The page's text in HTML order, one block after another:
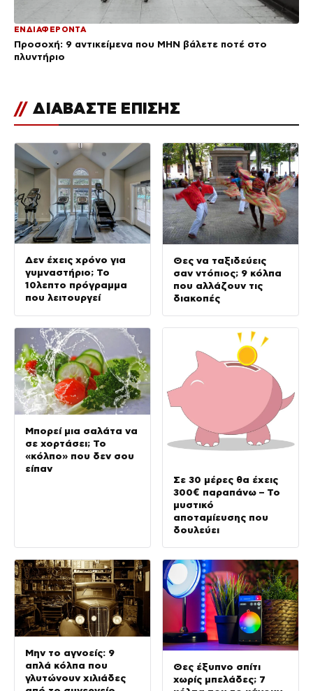
ΕΝΔΙΑΦΕΡΟΝΤΑ
Προσοχή: 9 αντικείμενα που ΜΗΝ βάλετε ποτέ στο
πλυντήριο
// ΔΙΑΒΑΣΤΕ ΕΠΙΣΗΣ
Δεν έχεις χρόνο για
γυμναστήριο; Το
10λεπτο πρόγραμμα
που λειτουργεί
Θες να ταξιδεύεις
σαν ντόπιος; 9 κόλπα
που αλλάζουν τις
διακοπές
Μπορεί μια σαλάτα να
σε χορτάσει; Το
«κόλπο» που δεν σου
είπαν
Σε 30 μέρες θα έχεις
300€ παραπάνω – Το
μυστικό
αποταμίευσης που
δουλεύει
Μην το αγνοείς: 9
απλά κόλπα που
γλυτώνουν χιλιάδες
Θες έξυπνο σπίτι
χωρίς μπελάδες; 7